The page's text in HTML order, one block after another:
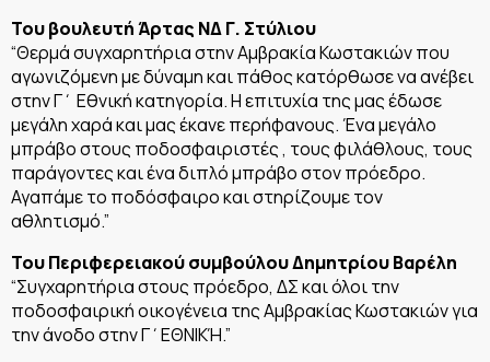
Του βουλευτή Άρτας ΝΔ Γ. Στύλιου
“Θερμά συγχαρητήρια στην Αμβρακία Κωστακιών που
αγωνιζόμενη με δύναμη και πάθος κατόρθωσε να ανέβει
στην Γ΄ Εθνική κατηγορία. Η επιτυχία της μας έδωσε
μεγάλη χαρά και μας έκανε περήφανους. Ένα μεγάλο
μπράβο στους ποδοσφαιριστές , τους φιλάθλους, τους
παράγοντες και ένα διπλό μπράβο στον πρόεδρο.
Αγαπάμε το ποδόσφαιρο και στηρίζουμε τον
αθλητισμό.”
Του Περιφερειακού συμβούλου Δημητρίου Βαρέλη
“Συγχαρητήρια στους πρόεδρο, ΔΣ και όλοι την
ποδοσφαιρική οικογένεια της Αμβρακίας Κωστακιών για
την άνοδο στην Γ΄ΕΘΝΙΚΉ.”